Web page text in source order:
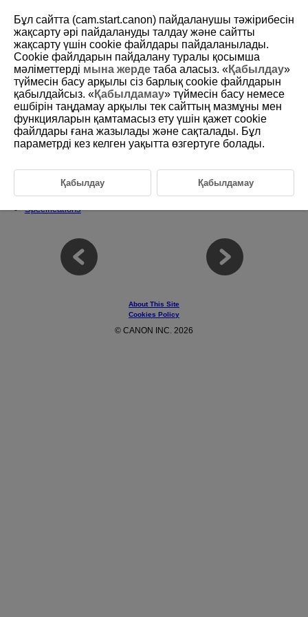
D292-199
Reference
This chapter provides reference information on camera features.
Importing Images to a Computer
Troubleshooting Guide
Error Codes
Information Display
Specifications
About This Site
Cookies Policy
© CANON INC. 2026
Бұл сайтта (cam.start.canon) пайдаланушы тәжірибесін
жақсарту әрі пайдалануды талдау және сайтты
жақсарту үшін сookie файлдары пайдаланылады.
Cookie файлдарын пайдалану туралы қосымша
мәліметтерді мына жерде таба аласыз. «Қабылдау»
түймесін басу арқылы сіз барлық cookie файлдарын
қабылдайсыз. «Қабылдамау» түймесін басу немесе
ешбірін таңдамау арқылы тек сайттың мазмұны мен
функцияларын қамтамасыз ету үшін қажет cookie
файлдары ғана жазылады және сақталады. Бұл
параметрді кез келген уақытта өзгертуге болады.
Қабылдау Қабылдамау